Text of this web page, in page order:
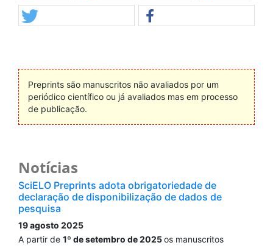
Preprints são manuscritos não avaliados por um
periódico científico ou já avaliados mas em processo
de publicação.
Notícias
SciELO Preprints adota obrigatoriedade de
declaração de disponibilização de dados de
pesquisa
19 agosto 2025
A partir de 1º de setembro de 2025os manuscritos